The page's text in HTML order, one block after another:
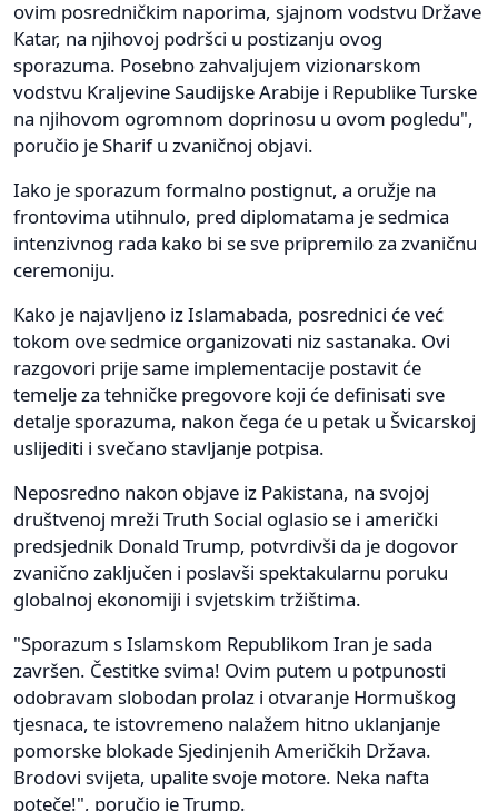
ovim posredničkim naporima, sjajnom vodstvu Države
Katar, na njihovoj podršci u postizanju ovog
sporazuma. Posebno zahvaljujem vizionarskom
vodstvu Kraljevine Saudijske Arabije i Republike Turske
na njihovom ogromnom doprinosu u ovom pogledu",
poručio je Sharif u zvaničnoj objavi.
Iako je sporazum formalno postignut, a oružje na
frontovima utihnulo, pred diplomatama je sedmica
intenzivnog rada kako bi se sve pripremilo za zvaničnu
ceremoniju.
Kako je najavljeno iz Islamabada, posrednici će već
tokom ove sedmice organizovati niz sastanaka. Ovi
razgovori prije same implementacije postavit će
temelje za tehničke pregovore koji će definisati sve
detalje sporazuma, nakon čega će u petak u Švicarskoj
uslijediti i svečano stavljanje potpisa.
Neposredno nakon objave iz Pakistana, na svojoj
društvenoj mreži Truth Social oglasio se i američki
predsjednik Donald Trump, potvrdivši da je dogovor
zvanično zaključen i poslavši spektakularnu poruku
globalnoj ekonomiji i svjetskim tržištima.
"Sporazum s Islamskom Republikom Iran je sada
završen. Čestitke svima! Ovim putem u potpunosti
odobravam slobodan prolaz i otvaranje Hormuškog
tjesnaca, te istovremeno nalažem hitno uklanjanje
pomorske blokade Sjedinjenih Američkih Država.
Brodovi svijeta, upalite svoje motore. Neka nafta
poteče!", poručio je Trump.